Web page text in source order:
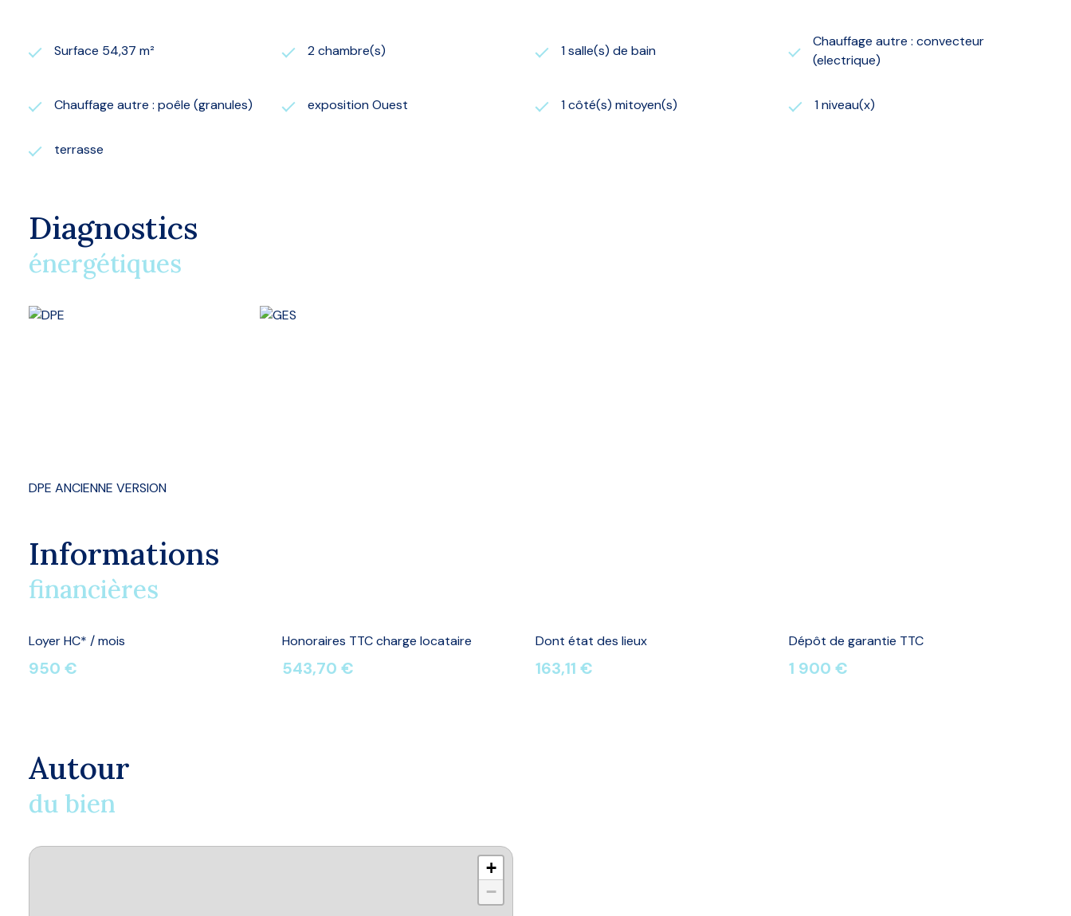
Surface 54,37 m² 2 chambre(s) 1 salle(s) de bain
Chauffage autre : convecteur
(electrique)
Chauffage autre : poêle (granules) exposition Ouest 1 côté(s) mitoyen(s) 1 niveau(x)
terrasse
Diagnostics
énergétiques
DPE ANCIENNE VERSION
Informations
financières
Loyer HC* / mois
950 €
Honoraires TTC charge locataire
543,70 €
Dont état des lieux
163,11 €
Dépôt de garantie TTC
1 900 €
Autour
du bien
+
−